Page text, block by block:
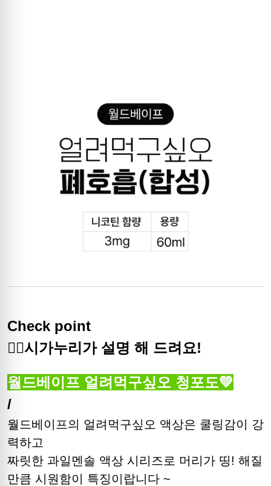
Check point
🙋‍♀️시가누리가 설명 해 드려요!
월드베이프 얼려먹구싶오 청포도💚
/
월드베이프의 얼려먹구싶오 액상은 쿨링감이 강
력하고
짜릿한 과일멘솔 액상 시리즈로 머리가 띵! 해질
만큼 시원함이 특징이랍니다 ~